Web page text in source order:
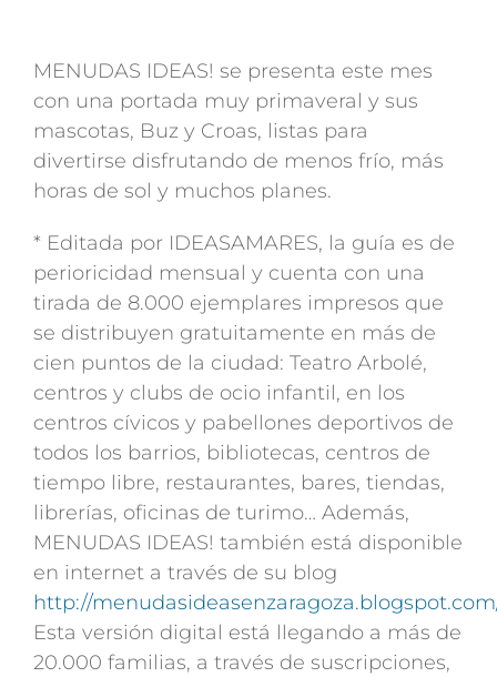
MENUDAS IDEAS! se presenta este mes
con una portada muy primaveral y sus
mascotas, Buz y Croas, listas para
divertirse disfrutando de menos frío, más
horas de sol y muchos planes.
* Editada por IDEASAMARES, la guía es de
perioricidad mensual y cuenta con una
tirada de 8.000 ejemplares impresos que
se distribuyen gratuitamente en más de
cien puntos de la ciudad: Teatro Arbolé,
centros y clubs de ocio infantil, en los
centros cívicos y pabellones deportivos de
todos los barrios, bibliotecas, centros de
tiempo libre, restaurantes, bares, tiendas,
librerías, oficinas de turimo… Además,
MENUDAS IDEAS! también está disponible
en internet a través de su blog
http://
Esta versión digital está llegando a más de
20.000 familias, a través de suscripciones,